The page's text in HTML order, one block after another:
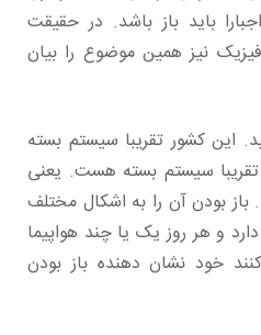
باید باز باشد. در حقیقت
نیز همین موضوع را بیان
این کشور تقریبا سیستم بسته
سیستم بسته هست. یعنی
بودن آن را به اشکال مختلف
و هر روز یک یا چند هواپیما
خود نشان دهنده باز بودن